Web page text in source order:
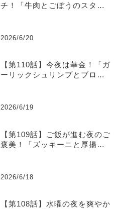
チ！「牛肉とごぼうのスタミ
2026/6/20
【第110話】今夜は華金！「ガ
ーリックシュリンプとブロッ
2026/6/19
【第109話】ご飯が進む夜のご
褒美！「ズッキーニと厚揚げ
2026/6/18
【第108話】水曜の夜を爽やか